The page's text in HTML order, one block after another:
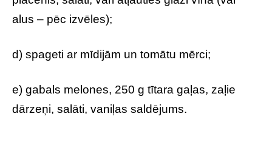
alus – pēc izvēles);
d) spageti ar mīdijām un tomātu mērci;
e) gabals melones, 250 g tītara gaļas, zaļie
dārzeņi, salāti, vaniļas saldējums.